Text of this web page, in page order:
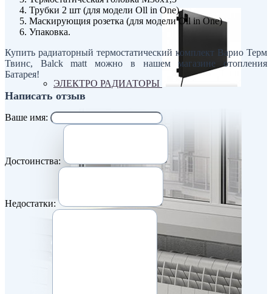
ЭЛЕКТРО РАДИАТОРЫ
Трубки 2 шт (для модели Oll in One)
Маскирующия розетка (для модели Oll in One)
Упаковка.
Купить радиаторный термостатический комплект Варио Терм
Твинс, Balck matt можно в нашем магазине отопления
Батарея!
Написать отзыв
Ваше имя:
Достоинства:
Недостатки: